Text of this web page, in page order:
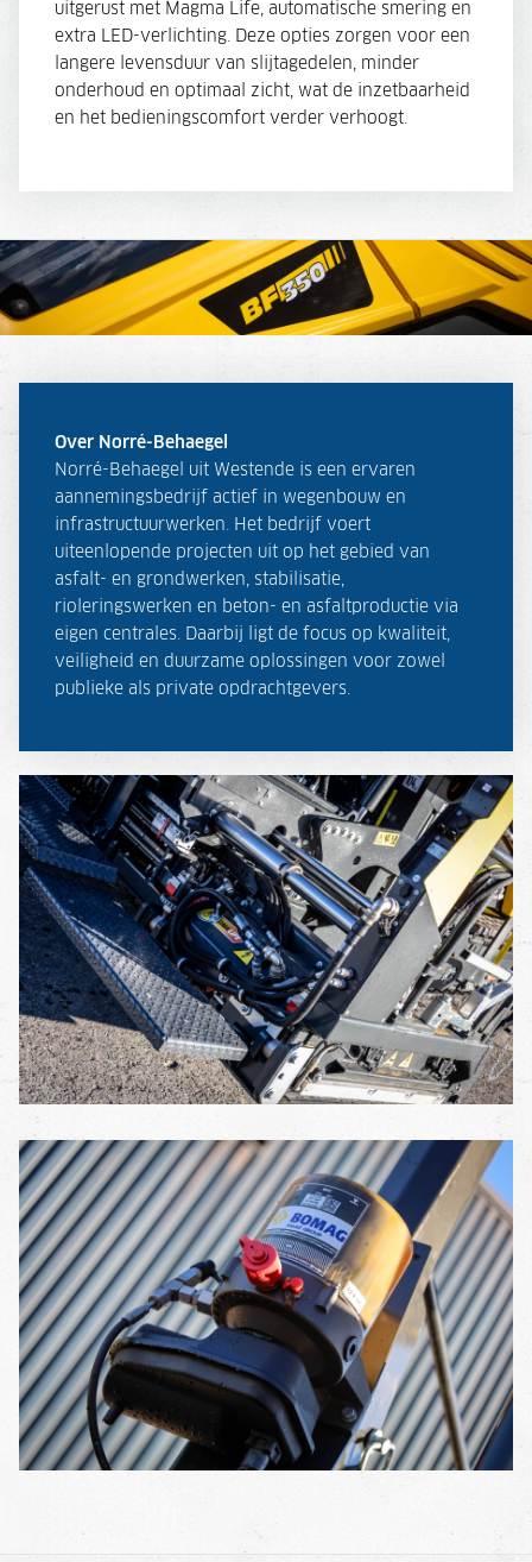
uitgerust met Magma Life, automatische smering en
extra LED-verlichting. Deze opties zorgen voor een
langere levensduur van slijtagedelen, minder
onderhoud en optimaal zicht, wat de inzetbaarheid
en het bedieningscomfort verder verhoogt.
Over Norré-Behaegel
Norré-Behaegel uit Westende is een ervaren
aannemingsbedrijf actief in wegenbouw en
infrastructuurwerken. Het bedrijf voert
uiteenlopende projecten uit op het gebied van
asfalt- en grondwerken, stabilisatie,
rioleringswerken en beton- en asfaltproductie via
eigen centrales. Daarbij ligt de focus op kwaliteit,
veiligheid en duurzame oplossingen voor zowel
publieke als private opdrachtgevers.